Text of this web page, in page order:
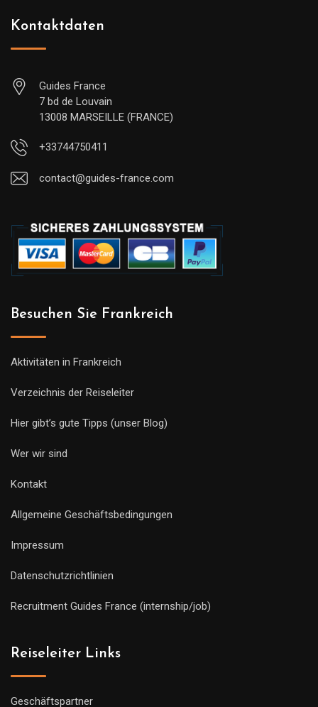
Kontaktdaten
Guides France
7 bd de Louvain
13008 MARSEILLE (FRANCE)
+33744750411
contact@guides-france.com
Besuchen Sie Frankreich
Aktivitäten in Frankreich
Verzeichnis der Reiseleiter
Hier gibt’s gute Tipps (unser Blog)
Wer wir sind
Kontakt
Allgemeine Geschäftsbedingungen
Impressum
Datenschutzrichtlinien
Recruitment Guides France (internship/job)
Reiseleiter Links
Geschäftspartner